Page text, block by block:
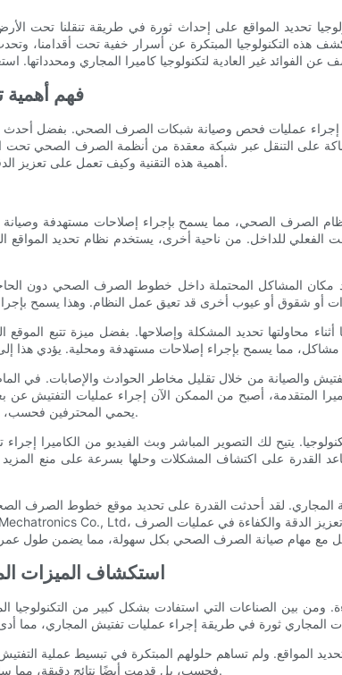
تحديد المواقع على إحداث ثورة في طريقة تنقلنا تحت
التكنولوجيا المبتكرة عن أسرار خفية تحت أقدامنا، وتحدث
فهم أهمية
على التنقل عبر شبكة معقدة من أنظمة الصرف الصحي
أهمية هذه التقنية وكيف تعمل على تعزيز الدقة والكفاءة في مهام فحص وصيانة شبكات الصرف الصحي.
الصرف الصحي، مما يسمح بإجراء إصلاحات مستهدفة وصيانة
للداخل. من ناحية أخرى، يستخدم نظام تحديد المواقع
مكان المشاكل المحتملة داخل خطوط الصرف الصحي دون
محاولتها تحديد المشكلة وإصلاحها. بفضل ميزة تتبع
والصيانة من خلال تقليل مخاطر الحوادث والإصابات. في
المتقدمة، أصبح من الممكن الآن إجراء عمليات التفتيش
يحمي المحترفين فحسب، بل يضمن أيضًا فحصًا دقيقًا ومفصلاً لخطوط الصرف الصحي.
يتيح لك التصوير المباشر وبث الفيديو من الكاميرا
القدرة على اكتشاف المشكلات وحلها بسرعة على منع
لقد أحدثت القدرة على تحديد موقع خطوط الصرف
استكشاف الميزات
ومن بين الصناعات التي استفادت بشكل كبير من
فحسب، بل قدمت أيضًا نتائج دقيقة، مما ساعد البلديات والمقاولين والسباكين على توفير الوقت والمال.